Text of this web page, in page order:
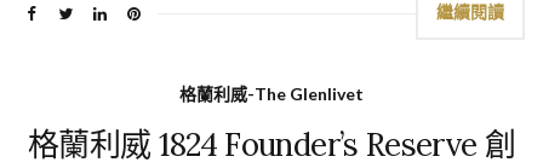
繼續閱讀
格蘭利威-The Glenlivet
格蘭利威 1824 Founder’s Reserve 創